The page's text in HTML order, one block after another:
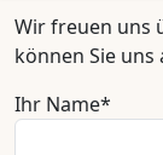
Wir freuen uns
können Sie
Pflichtfeld
Ihr Name*